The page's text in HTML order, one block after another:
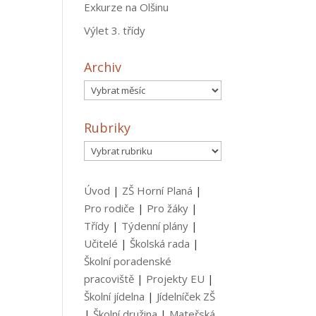
Exkurze na Olšinu
Výlet 3. třídy
Archiv
Archiv
Rubriky
Rubriky
Úvod | ZŠ Horní Planá |
Pro rodiče | Pro žáky |
Třídy | Týdenní plány |
Učitelé | Školská rada |
Školní poradenské
pracoviště | Projekty EU |
Školní jídelna | Jídelníček ZŠ